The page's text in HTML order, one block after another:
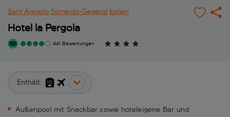
Sant’Agnello Sorrento-Gegend Italien
Hotel la Pergola
441 Bewertungen
Enthält:
Außenpool mit Snackbar sowie hoteleigene Bar und